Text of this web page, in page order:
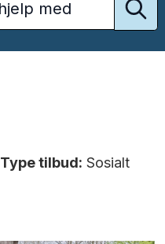
Type tilbud: Sosialt